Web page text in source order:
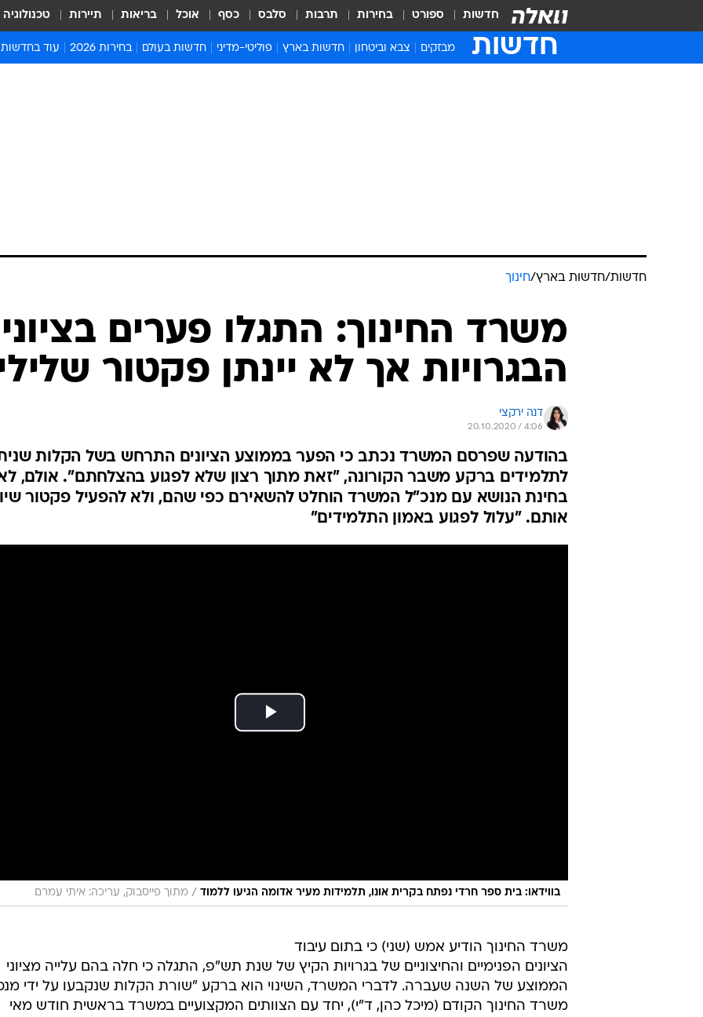
חדשות ספורט בחירות תרבות סלבס כסף אוכל בריאות תיירות טכנולוגיה
חדשות מבזקים צבא וביטחון חדשות בארץ פוליטי-מדיני חדשות בעולם בחירות 2026 עוד בחדשות
חדשות
המייל האדום
חדשות/חדשות בארץ/חינוך
משרד החינוך: התגלו פערים בציוני
הבגרויות אך לא יינתן פקטור
דנה ירקצי
20.10.2020 / 4:06
בהודעה שפרסם המשרד נכתב כי הפער בממוצע הציונים התרחש בשל הקלות
לתלמידים ברקע משבר הקורונה, "זאת מתוך רצון שלא לפגוע בהצלחתם". אולם,
בחינת הנושא עם מנכ"ל המשרד הוחלט להשאירם כפי שהם, ולא להפעיל פקטור
אותם. "עלול לפגוע באמון התלמידים"
בווידאו: בית ספר חרדי נפתח בקרית אונו, תלמידות מעיר אדומה הגיעו ללמוד / מתוך פייסבוק, עריכה: איתי עמרם
משרד החינוך הודיע אמש (שני) כי בתום עיבוד
הציונים הפנימיים והחיצוניים של בגרויות הקיץ של שנת תש"פ, התגלה כי חלה בהם עלייה מציוני
הממוצע של השנה שעברה. לדברי המשרד, השינוי הוא ברקע "שורת הקלות שנקבעו על ידי
משרד החינוך הקודם (מיכל כהן, ד"י), יחד עם הצוותים המקצועיים במשרד בראשית חודש מאי